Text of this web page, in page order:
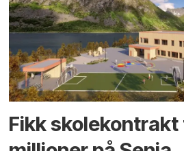
Fikk skole­kontrakt